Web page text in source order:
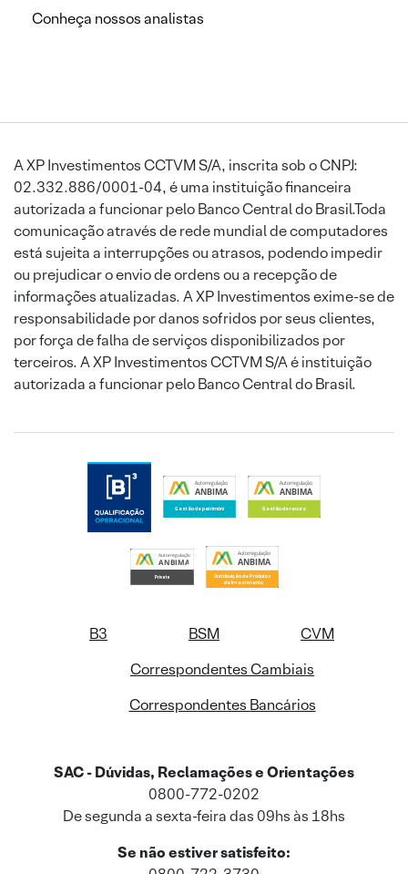
Conheça nossos analistas
A XP Investimentos CCTVM S/A, inscrita sob o CNPJ:
02.332.886/0001-04, é uma instituição financeira
autorizada a funcionar pelo Banco Central do Brasil.Toda
comunicação através de rede mundial de computadores
está sujeita a interrupções ou atrasos, podendo impedir
ou prejudicar o envio de ordens ou a recepção de
informações atualizadas. A XP Investimentos exime-se de
responsabilidade por danos sofridos por seus clientes,
por força de falha de serviços disponibilizados por
terceiros. A XP Investimentos CCTVM S/A é instituição
autorizada a funcionar pelo Banco Central do Brasil.
B3 BSM
CVM
Correspondentes Cambiais
Correspondentes Bancários
SAC - Dúvidas, Reclamações e Orientações
0800-772-0202
De segunda a sexta-feira das 09hs às 18hs
Se não estiver satisfeito: